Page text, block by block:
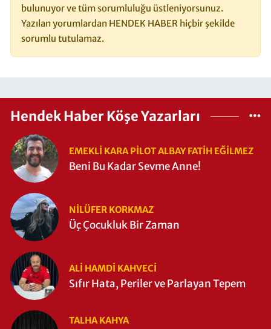
bulunuyor ve tüm sorumluluğu üstleniyorsunuz.
Yazılan yorumlardan HENDEK HABER hiçbir şekilde
sorumlu tutulamaz.
Hendek Haber Köşe Yazarları
EMEKLI KARA PILOT ALBAY FATIH EĞİLMEZ
Beni Bu Kadar Sevme Anne!
NILÜFER KORKMAZ
Üç Çocukluk Bir Zaman
ALI HAMDI KAHVECİ
Sıfır Hata, Periler ve Parlayan Tepem
TALHA KAHYA